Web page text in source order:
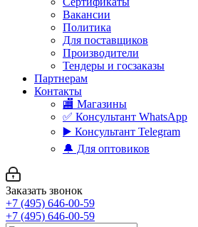
Вакансии
Политика
Для поставщиков
Производители
Тендеры и госзаказы
Партнерам
Контакты
🏬 Магазины
✅️ Консультант WhatsApp
▶️ Консультант Telegram
🔔 Для оптовиков
Заказать звонок
+7 (495) 646-00-59
+7 (495) 646-00-59